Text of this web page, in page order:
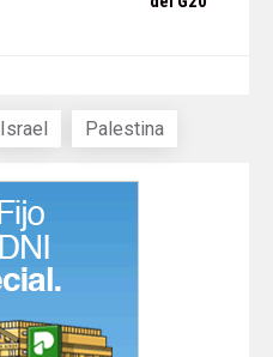
Israel Palestina